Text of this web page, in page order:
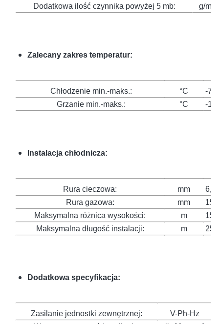
Dodatkowa ilość czynnika powyżej 5 mb: g/mb
Zalecany zakres temperatur:
Chłodzenie min.-maks.: °C
-7
Grzanie min.-maks.:
°C -15
Instalacja chłodnicza:
Rura cieczowa: mm
Rura gazowa:
mm
Maksymalna różnica wysokości:
m
15
Maksymalna długość instalacji:
m 25
Dodatkowa specyfikacja:
Zasilanie jednostki zewnętrznej: V-Ph-Hz